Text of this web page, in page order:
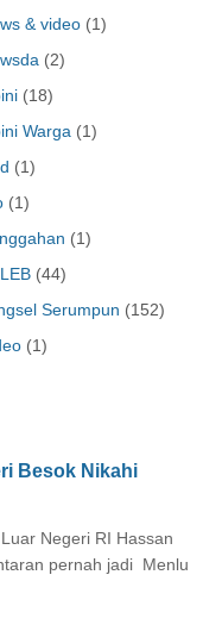
& video (1)
(2)
(18)
Warga (1)
(1)
(1)
(1)
(44)
Serumpun (152)
(1)
Besok Nikahi
Negeri RI Hassan
pernah jadi Menlu